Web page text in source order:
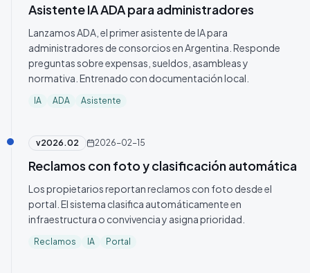
Asistente IA ADA para administradores
Lanzamos ADA, el primer asistente de IA para
administradores de consorcios en Argentina. Responde
preguntas sobre expensas, sueldos, asambleas y
normativa. Entrenado con documentación local.
IA ADA Asistente
v2026.02 2026-02-15
Reclamos con foto y clasificación automática
Los propietarios reportan reclamos con foto desde el
portal. El sistema clasifica automáticamente en
infraestructura o convivencia y asigna prioridad.
Reclamos IA Portal